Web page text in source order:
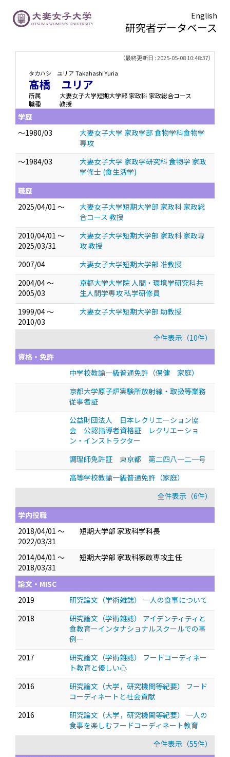
English
研究者データベース
（最終更新日 : 2025-05-08 10:48:37）
タカハシ ユリアTakahashi Yuria
髙橋 ユリア
所属
大妻女子大学短期大学部 家政科 家政総合コース
職種
教授
学歴
～1980/03
大妻女子大学 家政学部 食物学科食物学
専攻
～1984/03
大妻女子大学 家政学研究科 食物学 家政
学修士 (食生活学)
職歴
2025/04/01 ～
大妻女子大学短期大学部 家政科 家政総
合コース 教授
2010/04/01 ～
2025/03/31
大妻女子大学短期大学部 家政科 家政専
攻 教授
2007/04
大妻女子大学短期大学部 准教授
2004/04 ～
2005/03
京都大学大学院 人間・環境学研究科共
生人間学専攻 私学研修員
1999/04 ～
2010/03
大妻女子大学短期大学部 助教授
全件表示（10件）
資格・免許
中学校教諭一級普通免許（保健 家庭）
京都大学原子炉実験所放射線・取扱等業務
従事者証
公益財団法人 日本レクリエーション協
会 公認指導者資格証 レクリエーショ
ン・インストラクター
調理師免許証 東京都 第二四八一二一号
高等学校教諭一級普通免許（家庭）
全件表示（6件）
学内役職
2018/04/01 ～
2022/03/31
短期大学部 家政科学科長
2014/04/01 ～
2018/03/31
短期大学部 家政科家政専攻主任
論文・MISC
2019
研究論文（学術雑誌） 一人の食事について
2018
研究論文（学術雑誌） アイデンティティと
食教育ーインタナショナルスクールでの事
例ー
2017
研究論文（学術雑誌） フードコーディネー
ト教育と優しい心
2016
研究論文（大学，研究機関等紀要） フード
コーディネートと社会貢献
2016
研究論文（大学，研究機関等紀要） 一人の
食事を楽しむフードコーディネート教育
全件表示（55件）